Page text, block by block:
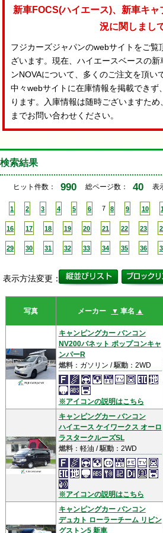
新車FOCS(ハイエース)、新車キ
況に関しまし
フジカーズジャパンのwebサイトをご覧
ざいます。現在、ハイエースベースの新
ンNOVAについて、多くのご注文を頂い
中々webサイトに在庫情報を掲載できず
ります。入庫情報は随時ございますた
までお問い合わせください。
検索結果
ヒット件数： 990 総ページ数： 40 表
1 2 3 4 5 6 7 8 9 10
16 17 18 19 20 21 22 23
29 30 31 32 33 34 35 36
表示方法変更：
写真 メーカー ▼ 車名 ▲
キャンピングカー バンコン
NV200バネット ポップコンキャ
ンパーR
燃料：ガソリン /駆動：2WD
※アイコンの説明はこちら
キャンピングカー バンコン
ハイエース ケイワークス オーロ
ラスタークルーズSL
燃料：軽油 /駆動：2WD
※アイコンの説明はこちら
キャンピングカー バンコン
デュカト ローラーチーム リビン
グストン5 新車